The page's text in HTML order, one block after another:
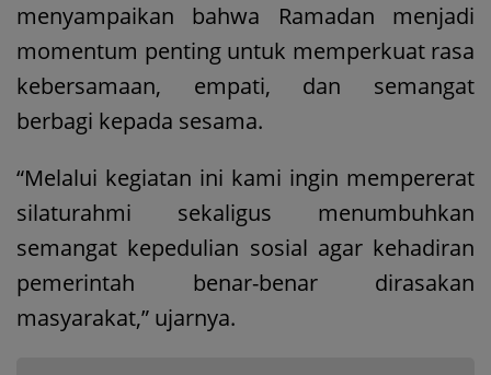
menyampaikan bahwa Ramadan menjadi
momentum penting untuk memperkuat rasa
kebersamaan, empati, dan semangat
berbagi kepada sesama.
“Melalui kegiatan ini kami ingin mempererat
silaturahmi sekaligus menumbuhkan
semangat kepedulian sosial agar kehadiran
pemerintah benar-benar dirasakan
masyarakat,” ujarnya.